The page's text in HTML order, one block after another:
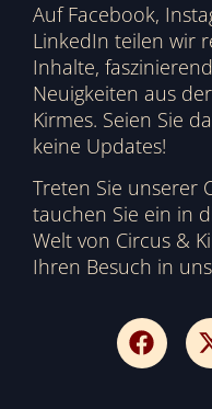
Auf Facebook,
LinkedIn teilen wir
Inhalte,
Neuigkeiten aus
Kirmes. Seien Sie
keine Updates!
Treten Sie unserer
tauchen Sie ein in
Welt von Circus &
Ihren Besuch in